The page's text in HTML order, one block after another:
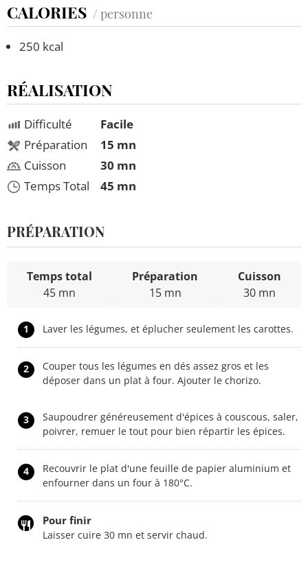
CALORIES / personne
250 kcal
RÉALISATION
Difficulté
Préparation
Cuisson
Temps Total
Facile
15 mn
30 mn
45 mn
PRÉPARATION
Temps total
45 mn
Préparation
15 mn
Cuisson
30 mn
1 Laver les légumes, et éplucher seulement les carottes.
2
Couper tous les légumes en dés assez gros et les
déposer dans un plat à four. Ajouter le chorizo.
3
Saupoudrer généreusement d'épices à couscous, saler,
poivrer, remuer le tout pour bien répartir les épices.
4
Recouvrir le plat d'une feuille de papier aluminium et
enfourner dans un four à 180°C.
Pour finir
Laisser cuire 30 mn et servir chaud.